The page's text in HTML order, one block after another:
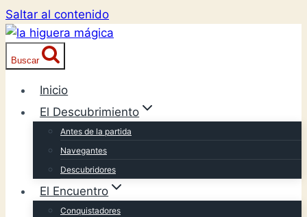
Saltar al contenido
Buscar
Inicio
El Descubrimiento
Antes de la partida
Navegantes
Descubridores
El Encuentro
Conquistadores